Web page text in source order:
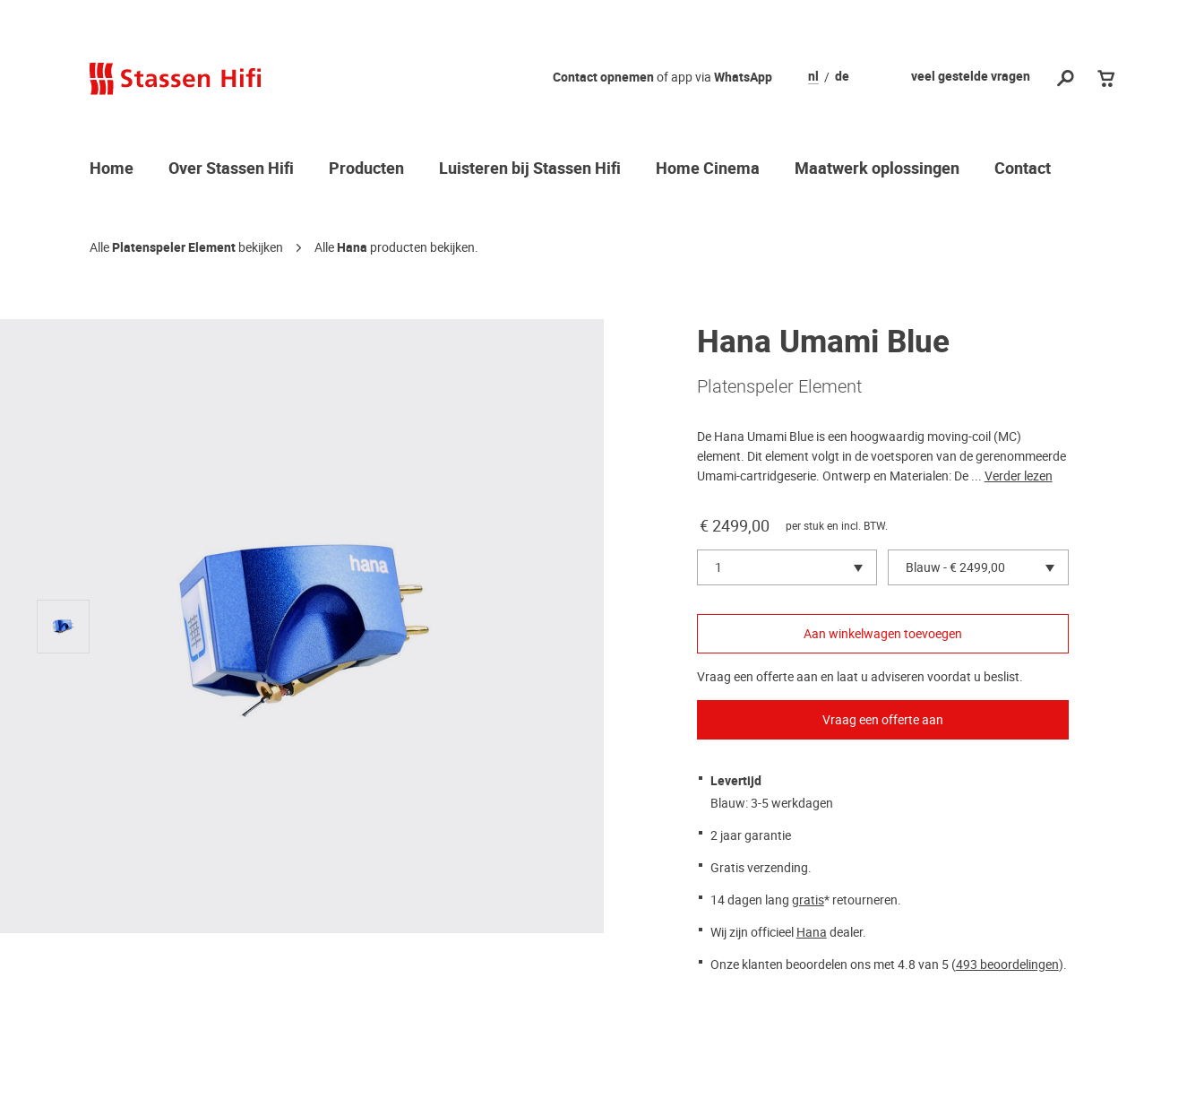
veel gestelde vragen
nl de
Contact opnemenof app via WhatsApp
Home Over Stassen Hifi Producten Luisteren bij Stassen Hifi Home Cinema Maatwerk oplossingen Contact
AllePlatenspeler Element bekijken AlleHana producten bekijken.
Hana Umami Blue
Platenspeler Element
De Hana Umami Blue is een hoogwaardig moving-coil (MC)
element. Dit element volgt in de voetsporen van de gerenommeerde
Umami-cartridgeserie. Ontwerp en Materialen: De ... Verder lezen
€ 2499,00 per stuk en incl. BTW.
1 Blauw - € 2499,00
Vraag een offerte aan en laat u adviseren voordat u beslist.
Levertijd
Blauw: 3-5 werkdagen
2 jaar garantie
Gratis verzending.
14 dagen lang gratis* retourneren.
Wij zijn officieel Hana dealer.
Onze klanten beoordelen ons met 4.8 van 5 (493 beoordelingen).